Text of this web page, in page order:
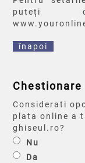
puteți
înapoi
Chestionare
Considerati
plata online a
ghiseul.ro?
Nu
Da